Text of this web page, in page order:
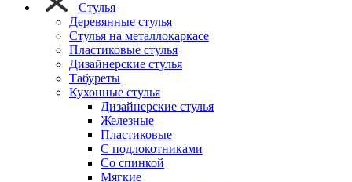
Стулья
Деревянные стулья
Стулья на металлокаркасе
Пластиковые стулья
Дизайнерские стулья
Табуреты
Кухонные стулья
Дизайнерские стулья
Железные
Пластиковые
С подлокотниками
Со спинкой
Мягкие